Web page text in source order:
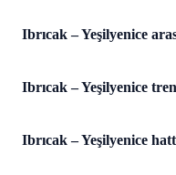
Ibrıcak – Yeşilyenice
Ibrıcak – Yeşilyenice
Ibrıcak – Yeşilyenice